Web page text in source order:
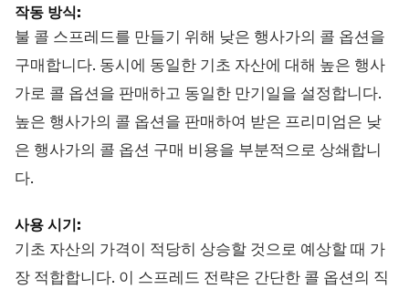
작동 방식:
불 콜 스프레드를 만들기 위해 낮은 행사가의 콜 옵션을
구매합니다. 동시에 동일한 기초 자산에 대해 높은 행사
가로 콜 옵션을 판매하고 동일한 만기일을 설정합니다.
높은 행사가의 콜 옵션을 판매하여 받은 프리미엄은 낮
은 행사가의 콜 옵션 구매 비용을 부분적으로 상쇄합니
다.
사용 시기:
기초 자산의 가격이 적당히 상승할 것으로 예상할 때 가
장 적합합니다. 이 스프레드 전략은 간단한 콜 옵션의 직